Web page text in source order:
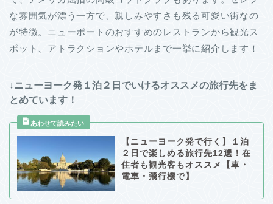
な雰囲気が漂う一方で、親しみやすさも残る可愛い街なの
が特徴。ニューポートのおすすめのレストランから観光ス
ポット、アトラクションやホテルまで一挙に紹介します！
↓ニューヨーク発１泊２日でいけるオススメの旅行先をま
とめています！
【ニューヨーク発で行く】１泊
２日で楽しめる旅行先12選！在
住者も観光客もオススメ【車・
電車・飛行機で】